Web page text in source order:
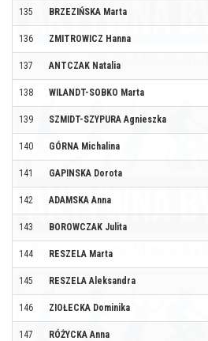
135 BRZEZIŃSKA Marta
136 ZMITROWICZ Hanna
137 ANTCZAK Natalia
138 WILANDT-SOBKO Marta
139 SZMIDT-SZYPURA Agnieszka
140 GÓRNA Michalina
141 GAPINSKA Dorota
142 ADAMSKA Anna
143 BOROWCZAK Julita
144 RESZELA Marta
145 RESZELA Aleksandra
146 ZIOŁECKA Dominika
147 RÓŻYCKA Anna